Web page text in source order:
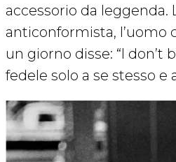
accessorio da leggenda.
anticonformista,
un giorno disse: “I
fedele solo a se stesso e